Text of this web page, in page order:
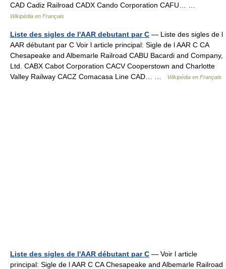
CAD Cadiz Railroad CADX Cando Corporation CAFU… …
Wikipédia en Français
Liste des sigles de l'AAR debutant par C — Liste des sigles de l
AAR débutant par C Voir l article principal: Sigle de l AAR C CA
Chesapeake and Albemarle Railroad CABU Bacardi and Company,
Ltd. CABX Cabot Corporation CACV Cooperstown and Charlotte
Valley Railway CACZ Comacasa Line CAD… …
Wikipédia en Français
Liste des sigles de l'AAR débutant par C — Voir l article
principal: Sigle de l AAR C CA Chesapeake and Albemarle Railroad